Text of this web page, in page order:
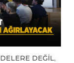
DEĞİL,